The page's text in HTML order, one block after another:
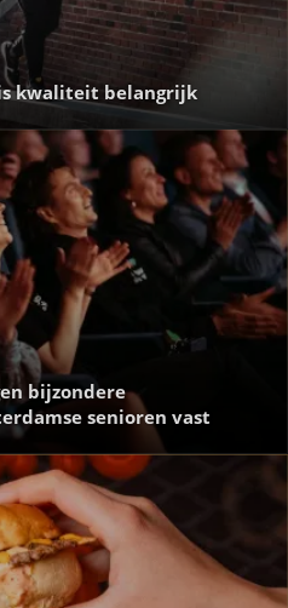
kwaliteit belangrijk
bijzondere
senioren vast